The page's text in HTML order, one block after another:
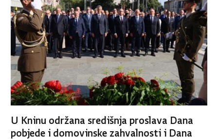
U Kninu održana središnja proslava Dana
pobjede i domovinske zahvalnosti i Dana